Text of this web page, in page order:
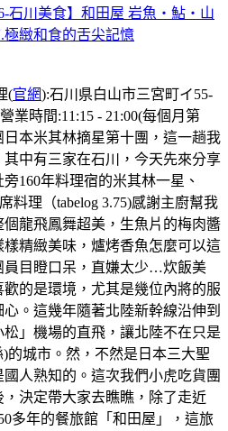
石川美食】和田屋 岩魚・鮎・山
極緻和食的舌尖記憶
(官網):石川県白山市三宮町イ55-
業時間:11:15 - 21:00(每個月第
本米其林摘星第十團，這一趟我
中有三家在石川，今天先來分享
160年料理宿的米其林一星、
料理（tabelog 3.75)感謝主廚幫我
龍飛鳳舞超美，生魚片的梅肉醬
精緻美味，爐烤香魚怎麼可以這
員目瞪口呆，直嫌太少…炊飯美
的是環境，尤其是幾位內將的服
。這幾年隨著北陸新幹線沿伸到
」機場的直飛，讓北陸不在只是
的城市。然，不然是日本三大聖
人熟知的。這次我們小虎吃貨團
決定帶大家去瞧瞧，除了走近
多年的餐旅館「和田屋」，這旅